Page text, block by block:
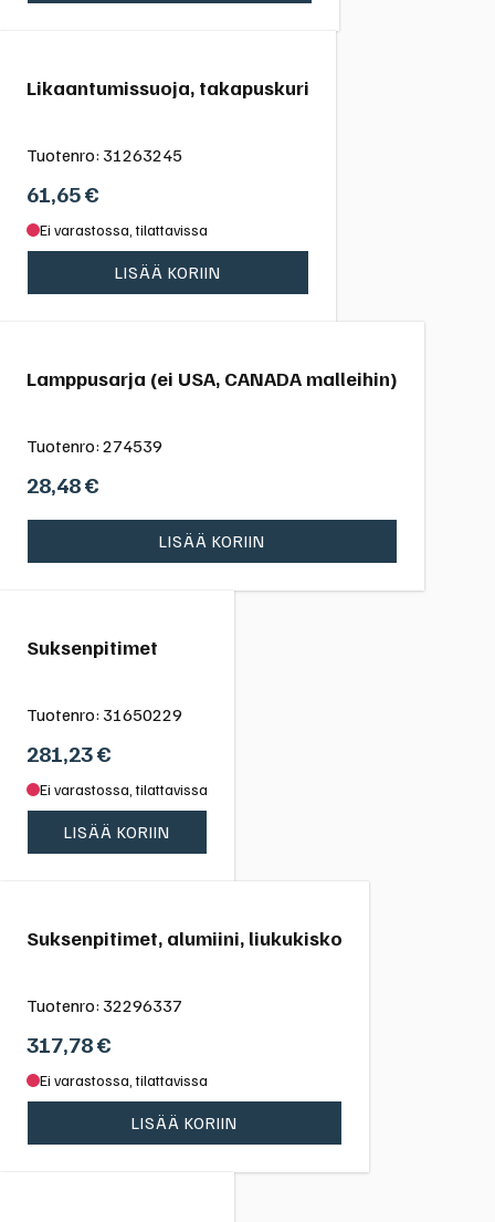
Likaantumissuoja, takapuskuri
Tuotenro: 31263245
61,65€
Ei varastossa, tilattavissa
LISÄÄ KORIIN
Lamppusarja (ei USA, CANADA malleihin)
Tuotenro: 274539
28,48€
LISÄÄ KORIIN
Suksenpitimet
Tuotenro: 31650229
281,23€
Ei varastossa, tilattavissa
LISÄÄ KORIIN
Suksenpitimet, alumiini, liukukisko
Tuotenro: 32296337
317,78€
Ei varastossa, tilattavissa
LISÄÄ KORIIN